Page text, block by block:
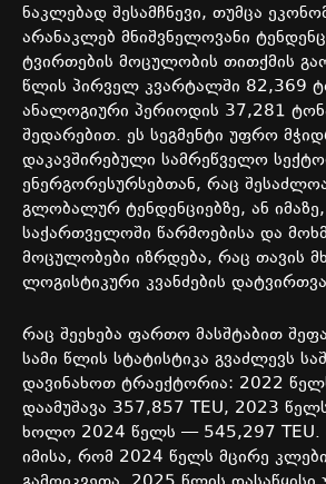
ნაკლებად შესამჩნევი, თუმცა
არანაკლებ მნიშვნელოვანი
ტვირთების მოცულობის თითქმის
წლის პირველ კვარტალში 82,369
ანალოგიური პერიოდის 37,281
შედარებით. ეს სეგმენტი უფრო
დაკავშირებული სამრეწველო
ენერგორესურსებთან, რაც
გლობალურ ტენდენციებზე, ან იმაზე,
საქართველოში წარმოებისა და
მოცულობები იზრდება, რაც თავის
ლოგისტიკური კვანძების
რაც შეეხება ფართო მასშტაბით
სამი წლის სტატისტიკა გვაძლევს
დავინახოთ ტრაექტორია: 2022
დაამუშავა 357,857 TEU, 2023
ხოლო 2024 წელს — 545,297 TEU.
იმისა, რომ 2024 წელს მცირე